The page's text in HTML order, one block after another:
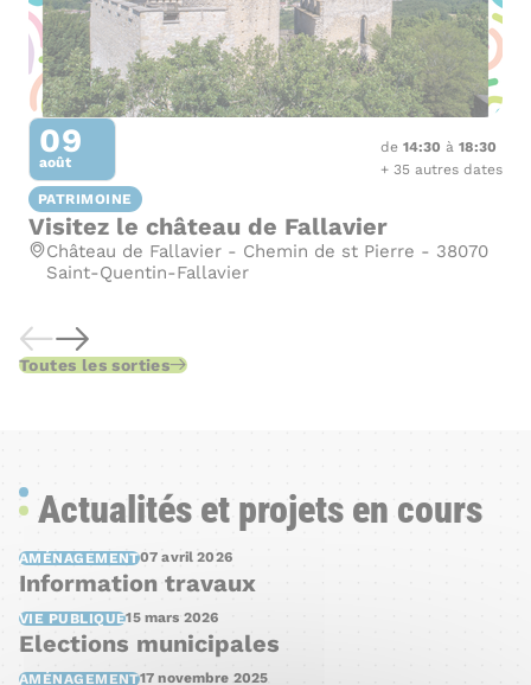
Visitez le château de Fallavier
09
août
de 14:30 à 18:30
+ 35 autres dates
PATRIMOINE
Adresse :
Château de Fallavier - Chemin de st Pierre - 38070
Saint-Quentin-Fallavier
Précédent
Suivant
Toutes les sorties
Actualités et projets en cours
Information travaux
AMÉNAGEMENT07 avril 2026
Elections municipales
VIE PUBLIQUE15 mars 2026
AMÉNAGEMENT17 novembre 2025